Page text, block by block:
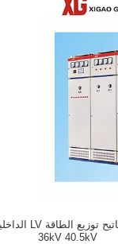
36kV 40.5kV